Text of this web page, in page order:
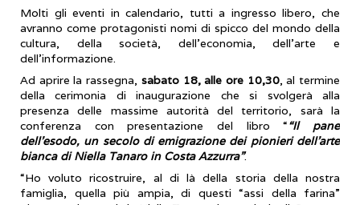
Molti gli eventi in calendario, tutti a ingresso libero, che
avranno come protagonisti nomi di spicco del mondo della
cultura, della società, dell’economia, dell’arte e
dell’informazione.
Ad aprire la rassegna, sabato 18, alle ore 10,30, al termine
della cerimonia di inaugurazione che si svolgerà alla
presenza delle massime autorità del territorio, sarà la
conferenza con presentazione del libro ““Il pane
dell’esodo, un secolo di emigrazione dei pionieri dell’arte
bianca di Niella Tanaro in Costa Azzurra”.
“Ho voluto ricostruire, al di là della storia della nostra
famiglia, quella più ampia, di questi “assi della farina”